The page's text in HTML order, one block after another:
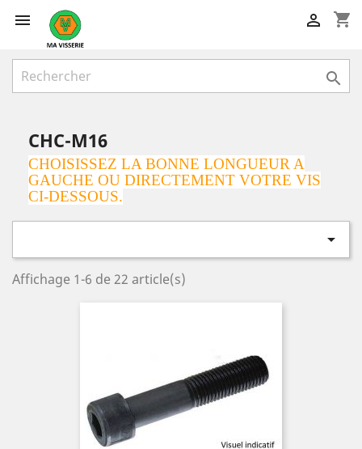
 shopping_cart


CHC-M16
CHOISISSEZ LA BONNE LONGUEUR A
GAUCHE OU DIRECTEMENT VOTRE VIS
CI-DESSOUS.

Affichage 1-6 de 22 article(s)